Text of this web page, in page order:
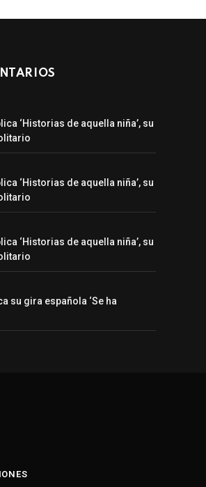
‘Historias de aquella niña’, su
‘Historias de aquella niña’, su
‘Historias de aquella niña’, su
su gira española ‘Se ha